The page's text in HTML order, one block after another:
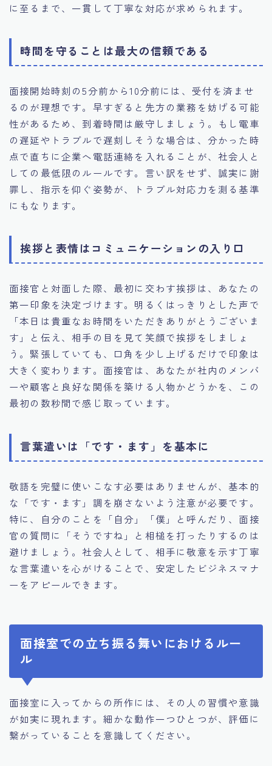
に至るまで、一貫して丁寧な対応が求められます。
時間を守ることは最大の信頼である
面接開始時刻の5分前から10分前には、受付を済ませ
るのが理想です。早すぎると先方の業務を妨げる可能
性があるため、到着時間は厳守しましょう。もし電車
の遅延やトラブルで遅刻しそうな場合は、分かった時
点で直ちに企業へ電話連絡を入れることが、社会人と
しての最低限のルールです。言い訳をせず、誠実に謝
罪し、指示を仰ぐ姿勢が、トラブル対応力を測る基準
にもなります。
挨拶と表情はコミュニケーションの入り口
面接官と対面した際、最初に交わす挨拶は、あなたの
第一印象を決定づけます。明るくはっきりとした声で
「本日は貴重なお時間をいただきありがとうございま
す」と伝え、相手の目を見て笑顔で挨拶をしましょ
う。緊張していても、口角を少し上げるだけで印象は
大きく変わります。面接官は、あなたが社内のメンバ
ーや顧客と良好な関係を築ける人物かどうかを、この
最初の数秒間で感じ取っています。
言葉遣いは「です・ます」を基本に
敬語を完璧に使いこなす必要はありませんが、基本的
な「です・ます」調を崩さないよう注意が必要です。
特に、自分のことを「自分」「僕」と呼んだり、面接
官の質問に「そうですね」と相槌を打ったりするのは
避けましょう。社会人として、相手に敬意を示す丁寧
な言葉遣いを心がけることで、安定したビジネスマナ
ーをアピールできます。
面接室での立ち振る舞いにおけるルー
ル
面接室に入ってからの所作には、その人の習慣や意識
が如実に現れます。細かな動作一つひとつが、評価に
繋がっていることを意識してください。